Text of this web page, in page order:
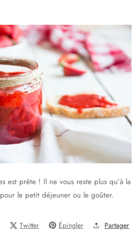
est prête ! Il ne vous reste plus qu’à la
le petit déjeuner ou le goûter.
Twitter Épingler Partager